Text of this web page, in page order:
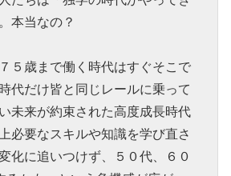
本当なの？
５歳まで働く時代はすぐそこで
代だけ皆と同じレールに乗って
未来が約束された高度成長時代
必要なスキルや知識を学び直さ
化に追いつけず、５０代、６０